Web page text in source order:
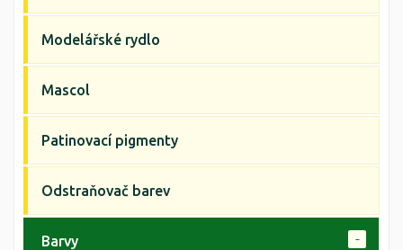
Modelářské rydlo
Mascol
Patinovací pigmenty
Odstraňovač barev
Barvy